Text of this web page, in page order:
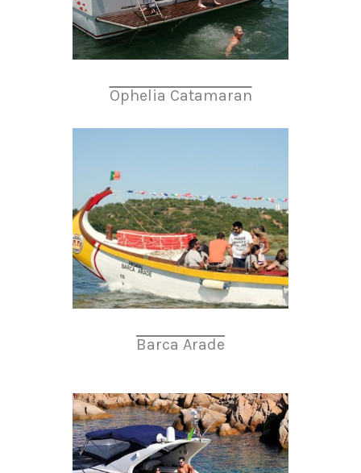
Ophelia Catamaran
Barca Arade